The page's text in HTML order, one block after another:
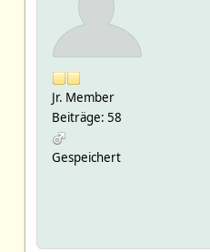
Jr. Member
Beiträge: 58
Gespeichert